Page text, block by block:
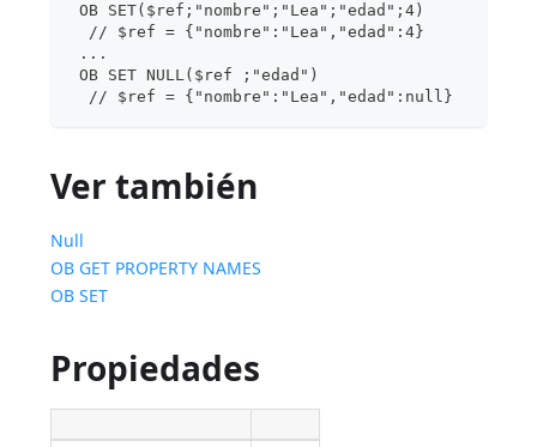
OB SET($ref;"nombre";"Lea";"edad";4)
// $ref = {"nombre":"Lea","edad":4}
...
OB SET NULL($ref ;"edad")
// $ref = {"nombre":"Lea","edad":null}
Ver también
Null
OB GET PROPERTY NAMES
OB SET
Propiedades